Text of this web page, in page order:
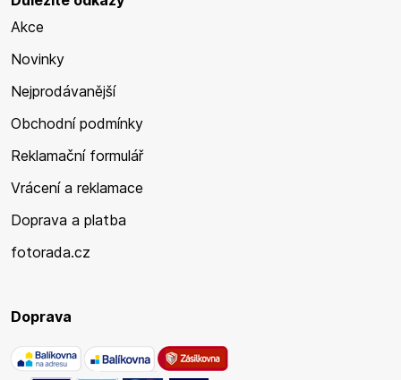
Akce
Novinky
Nejprodávanější
Obchodní podmínky
Reklamační formulář
Vrácení a reklamace
Doprava a platba
fotorada.cz
Doprava